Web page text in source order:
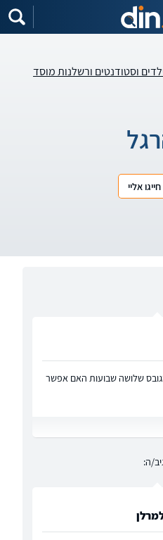
וסטודנטים ורשלנות מוסד
חייגו אליי
שלושה שבועות האם אפשר
ה: